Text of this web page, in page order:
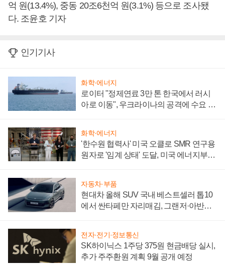
억 원(13.4%), 중동 20조6천억 원(3.1%) 등으로 조사됐
다. 조윤호 기자
인기기사
화학·에너지
로이터 "정제연료 3만 톤 한국에서 러시
아로 이동", 우크라이나의 공격에 수요 늘
화학·에너지
'한수원 협력사' 미국 오클로 SMR 연구용
원자로 '임계 상태' 도달, 미국 에너지부
자동차·부품
현대차 올해 SUV 국내 베스트셀러 톱10
에서 싼타페만 자리매김, 그랜저·아반떼
전자·전기·정보통신
SK하이닉스 1주당 375원 현금배당 실시,
추가 주주환원 계획 9월 공개 예정